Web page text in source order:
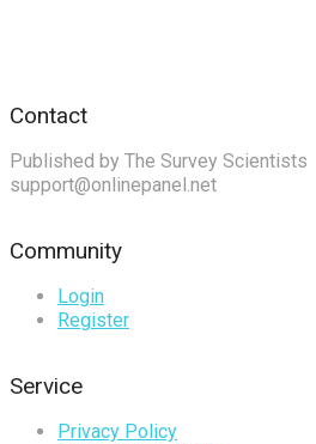
Contact
Published by The Survey Scientists
support@onlinepanel.net
Community
Login
Register
Service
Privacy Policy